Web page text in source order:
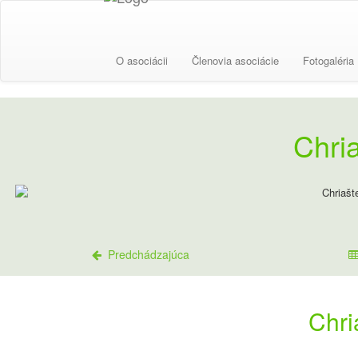
O asociácii Členovia asociácie Fotogaléria
Predchádzajúca